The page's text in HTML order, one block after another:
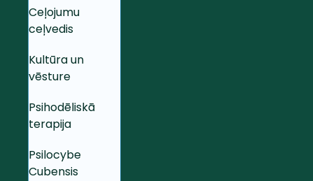
Ceļojumu
ceļvedis
Kultūra un
vēsture
Psihodēliskā
terapija
Psilocybe
Cubensis